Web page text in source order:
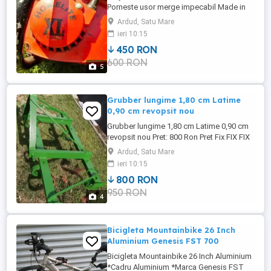
5
Porneste usor merge impecabil Made in
Canada Pret 450 Fix
Ardud, Satu Mare
ieri 10:15
450 RON
600 RON
4
Grubber lungime 1,80 cm Latime
0,90 cm revopsit nou
Grubber lungime 1,80 cm Latime 0,90 cm
revopsit nou Pret: 800 Ron Pret Fix FIX FIX
Ardud, Satu Mare
ieri 10:15
800 RON
950 RON
Bicigleta Mountainbike 26 Inch
Aluminium Genesis FST 700
Bicigleta Mountainbike 26 Inch Aluminium
*Cadru Aluminium *Marca Genesis FST